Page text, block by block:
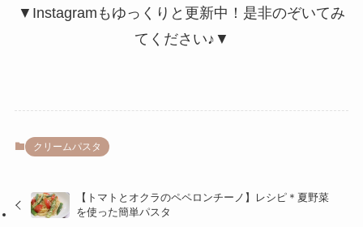
▼Instagramもゆっくりと更新中！是非のぞいてみ
てください♪▼
クリームパスタ
【トマトとオクラのペペロンチーノ】レシピ＊夏野菜
を使った簡単パスタ